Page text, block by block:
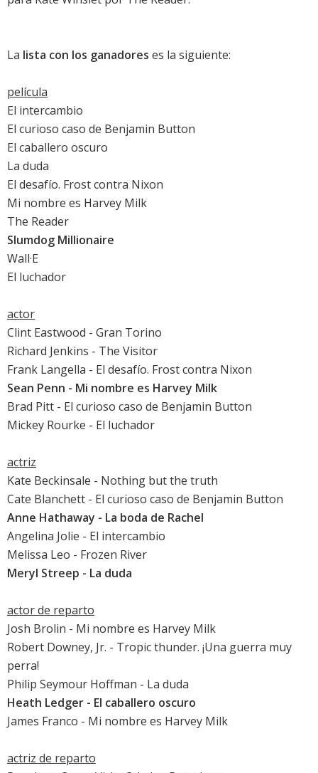
La lista con los ganadores es la siguiente:
película
El intercambio
El curioso caso de Benjamin Button
El caballero oscuro
La duda
El desafío. Frost contra Nixon
Mi nombre es Harvey Milk
The Reader
Slumdog Millionaire
Wall·E
El luchador
actor
Clint Eastwood - Gran Torino
Richard Jenkins - The Visitor
Frank Langella - El desafío. Frost contra Nixon
Sean Penn - Mi nombre es Harvey Milk
Brad Pitt - El curioso caso de Benjamin Button
Mickey Rourke - El luchador
actriz
Kate Beckinsale - Nothing but the truth
Cate Blanchett - El curioso caso de Benjamin Button
Anne Hathaway - La boda de Rachel
Angelina Jolie - El intercambio
Melissa Leo - Frozen River
Meryl Streep - La duda
actor de reparto
Josh Brolin - Mi nombre es Harvey Milk
Robert Downey, Jr. - Tropic thunder. ¡Una guerra muy
perra!
Philip Seymour Hoffman - La duda
Heath Ledger - El caballero oscuro
James Franco - Mi nombre es Harvey Milk
actriz de reparto